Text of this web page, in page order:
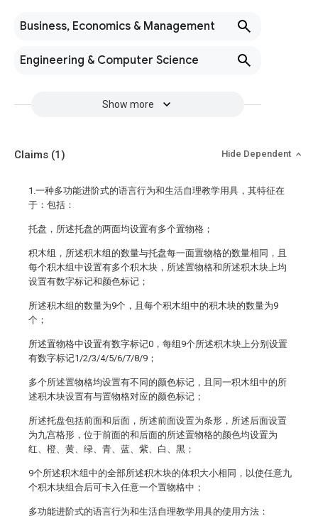
Business, Economics & Management
Engineering & Computer Science
Show more
Claims (1) Hide Dependent
1.一种多功能进阶式的语言行为和生活自理教学用具，其特征在
于：包括：
托盘，所述托盘的两面均设置有多个置物格；
积木组，所述积木组的数量与托盘每一面置物格的数量相同，且
每个积木组中设置有多个积木块，所述置物格和所述积木块上均
设置有数字标记和颜色标记；
所述积木组的数量为9个，且每个积木组中的积木块的数量为9
个；
所述置物格中设置有数字标记0，每组9个所述积木块上分别设置
有数字标记1/2/3/4/5/6/7/8/9；
多个所述置物格均设置有不同的颜色标记，且同一积木组中的所
述积木块设置有与置物格对应的颜色标记；
所述托盘包括前面和后面，所述前面设置为条形，所述后面设置
为九宫格形，位于前面的和后面的所述置物格的颜色均设置为
红、橙、黄、绿、青、蓝、紫、白、黑；
9个所述积木组中的全部所述积木块的体积大小相同，以使任意九
个积木块组合后可卡入任意一个置物格中；
多功能进阶式的语言行为和生活自理教学用具的使用方法：